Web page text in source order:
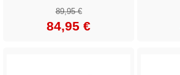
89,95 €
84,95 €